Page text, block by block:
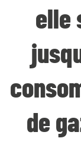
elle
de